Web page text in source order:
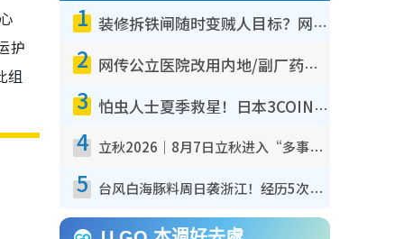
护
组
1 装修拆铁闸随时变贼人目标？网友揭2大关键用途：装新款等于白装？附新旧铁闸分别
2 网传公立医院改用内地/副厂药？医生拆解正副厂分别，揭4类人换药随时出事
3 怕虫人士夏季救星！日本3COINS爆红驱虫神器$45起 1招“全程免触碰”轻松搞定小强
4 立秋2026｜8月7日立秋进入“多事之秋” 3件事不可做！专家教6招开运 清杂物／钱包纳气接好运
5 台风白海豚料周日袭浙江！经历5次“眼壁置换”极罕见 成登陆内地最长途台风